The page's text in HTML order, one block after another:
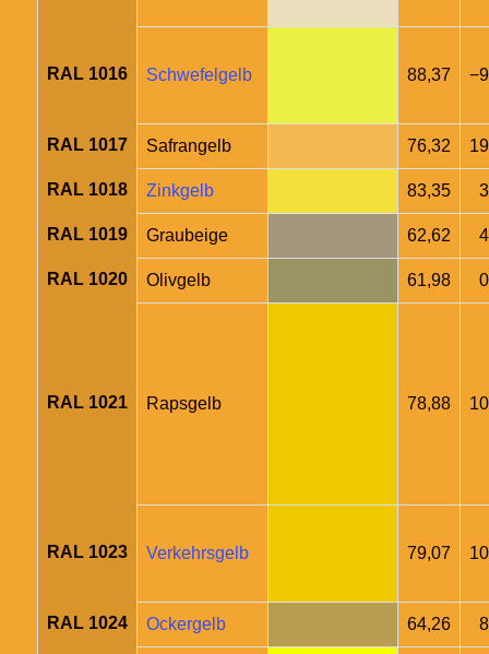
RAL 1016 Schwefelgelb 88,37
RAL 1017 Safrangelb 76,32
RAL 1018 Zinkgelb 83,35
RAL 1019 Graubeige 62,62
RAL 1020 Olivgelb 61,98
RAL 1021 Rapsgelb 78,88
RAL 1023 Verkehrsgelb 79,07
RAL 1024 Ockergelb 64,26